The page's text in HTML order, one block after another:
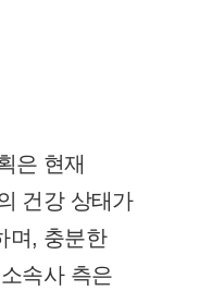
은 현재
건강 상태가
며, 충분한
속사 측은